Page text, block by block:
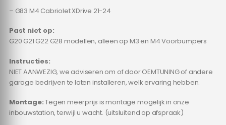
– G83 M4 Cabriolet XDrive 21-24
Past niet op:
G20 G21 G22 G28 modellen, alleen op M3 en M4 Voorbumpers
Instructies:
NIET AANWEZIG, we adviseren om of door OEMTUNING of andere
garage bedrijven te laten installeren, welk ervaring hebben.
Montage:Tegen meerprijs is montage mogelijk in onze
inbouwstation, terwijl u wacht. (uitsluitend op afspraak)